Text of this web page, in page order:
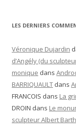
LES DERNIERS
Véronique Dujardin
d’Angély (du
monique dans
BARRIQUAULT dans
FRANCOIS dans La
DROIN dans Le
sculpteur Albert